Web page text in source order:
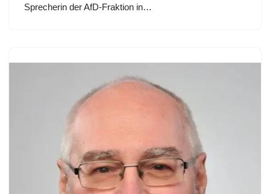
Sprecherin der AfD-Fraktion in…